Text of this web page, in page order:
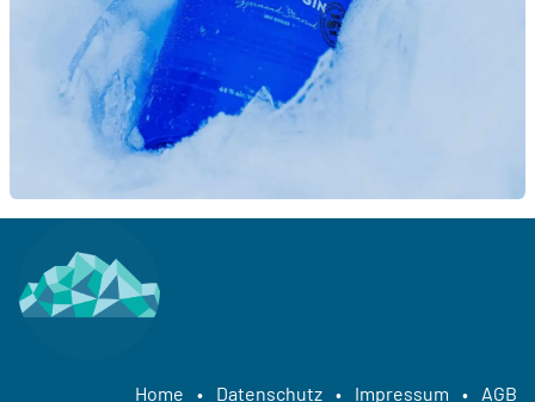
Home • Datenschutz • Impressum • AGB